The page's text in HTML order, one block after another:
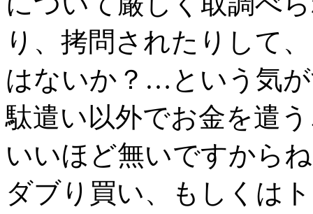
り、拷問されたりして
はないか？…という気
駄遣い以外でお金を遣
いいほど無いですから
ダブり買い、もしくは